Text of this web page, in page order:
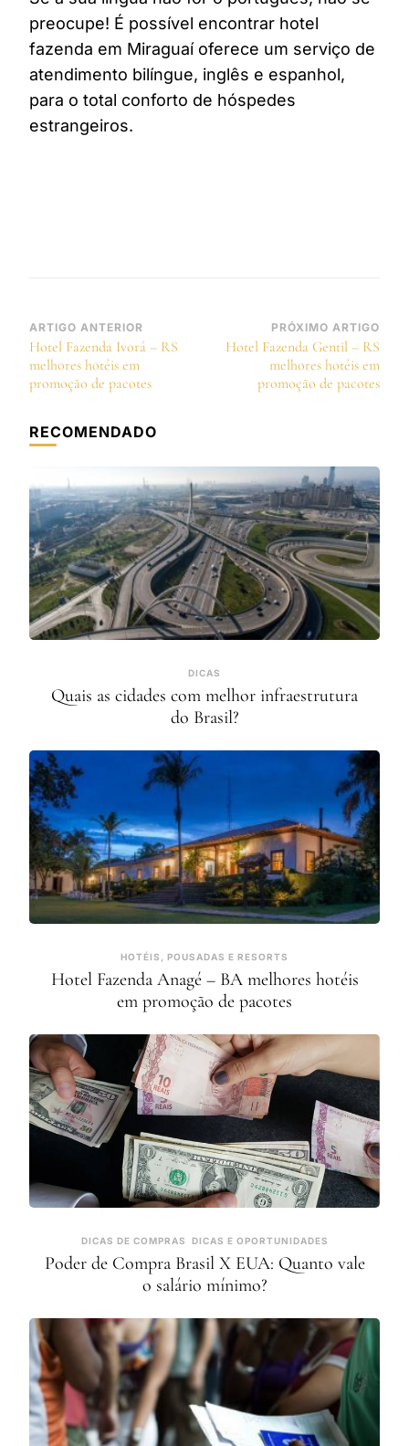
preocupe! É possível encontrar hotel
fazenda em Miraguaí oferece um serviço de
atendimento bilíngue, inglês e espanhol,
para o total conforto de hóspedes
estrangeiros.
Navegação
de
post
ARTIGO ANTERIOR
Hotel Fazenda Ivorá – RS
melhores hotéis em
promoção de pacotes
PRÓXIMO ARTIGO
Hotel Fazenda Gentil – RS
melhores hotéis em
promoção de pacotes
RECOMENDADO
DICAS
Quais as cidades com melhor infraestrutura
do Brasil?
HOTÉIS, POUSADAS E RESORTS
Hotel Fazenda Anagé – BA melhores hotéis
em promoção de pacotes
DICAS DE COMPRAS DICAS E OPORTUNIDADES
Poder de Compra Brasil X EUA: Quanto vale
o salário mínimo?